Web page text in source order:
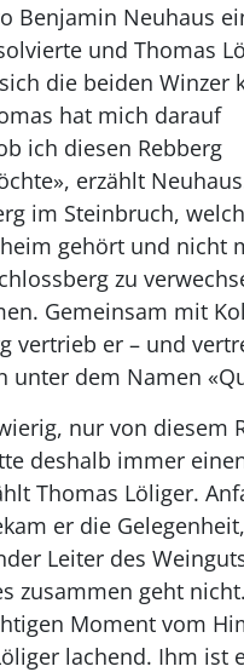
Benjamin Neuhaus
und Thomas
die beiden Winzer
hat mich darauf
ich diesen Rebberg
erzählt
im Steinbruch,
gehört und nicht
zu
Gemeinsam mit
vertrieb er – und
unter dem Namen
nur von diesem
deshalb immer
Thomas Löliger.
er die
Leiter des
zusammen geht
Moment vom
lachend. Ihm ist